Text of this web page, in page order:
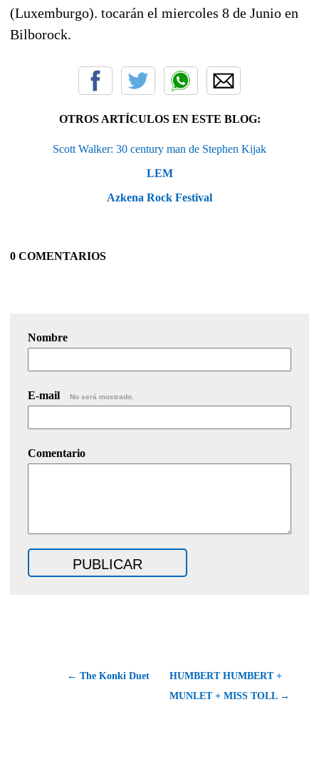
(Luxemburgo). tocarán el miercoles 8 de Junio en
Bilborock.
OTROS ARTÍCULOS EN ESTE BLOG:
Scott Walker: 30 century man de Stephen Kijak
LEM
Azkena Rock Festival
0 COMENTARIOS
Nombre
E-mail No será mostrado.
Comentario
← The Konki Duet
HUMBERT HUMBERT +
MUNLET + MISS TOLL→